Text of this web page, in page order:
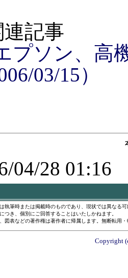
連記事
プソン、高
03/15）
04/28 01:16
執筆時または掲載時のものであり、現状では異なる
つき、個別にご回答することはいたしかねます。
、図表などの著作権は著作者に帰属します。無断転用
Copyright